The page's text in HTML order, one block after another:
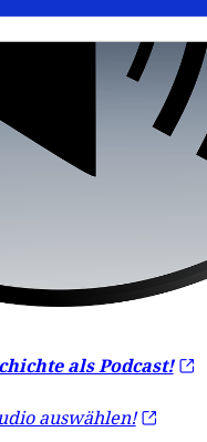
als Podcast!
auswählen!